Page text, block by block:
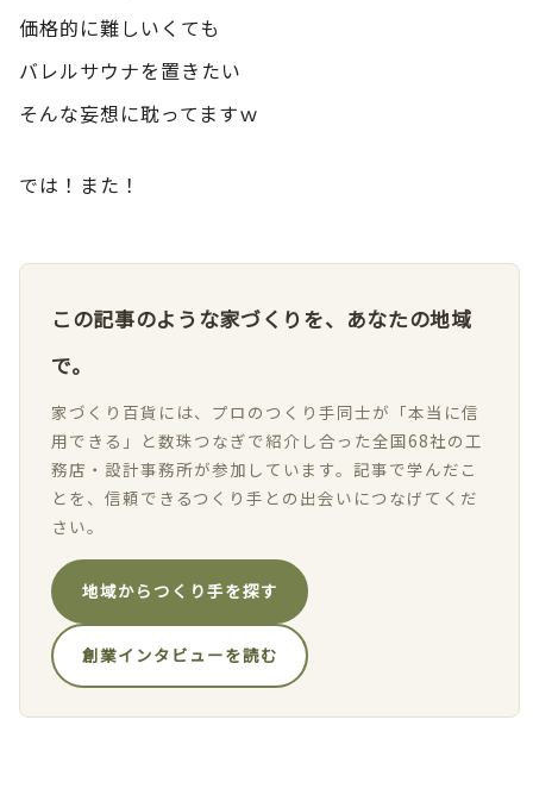
価格的に難しいくても
バレルサウナを置きたい
そんな妄想に耽ってますｗ
では！また！
この記事のような家づくりを、あなたの地域
で。
家づくり百貨には、プロのつくり手同士が「本当に信
用できる」と数珠つなぎで紹介し合った全国68社の工
務店・設計事務所が参加しています。記事で学んだこ
とを、信頼できるつくり手との出会いにつなげてくだ
さい。
地域からつくり手を探す
創業インタビューを読む